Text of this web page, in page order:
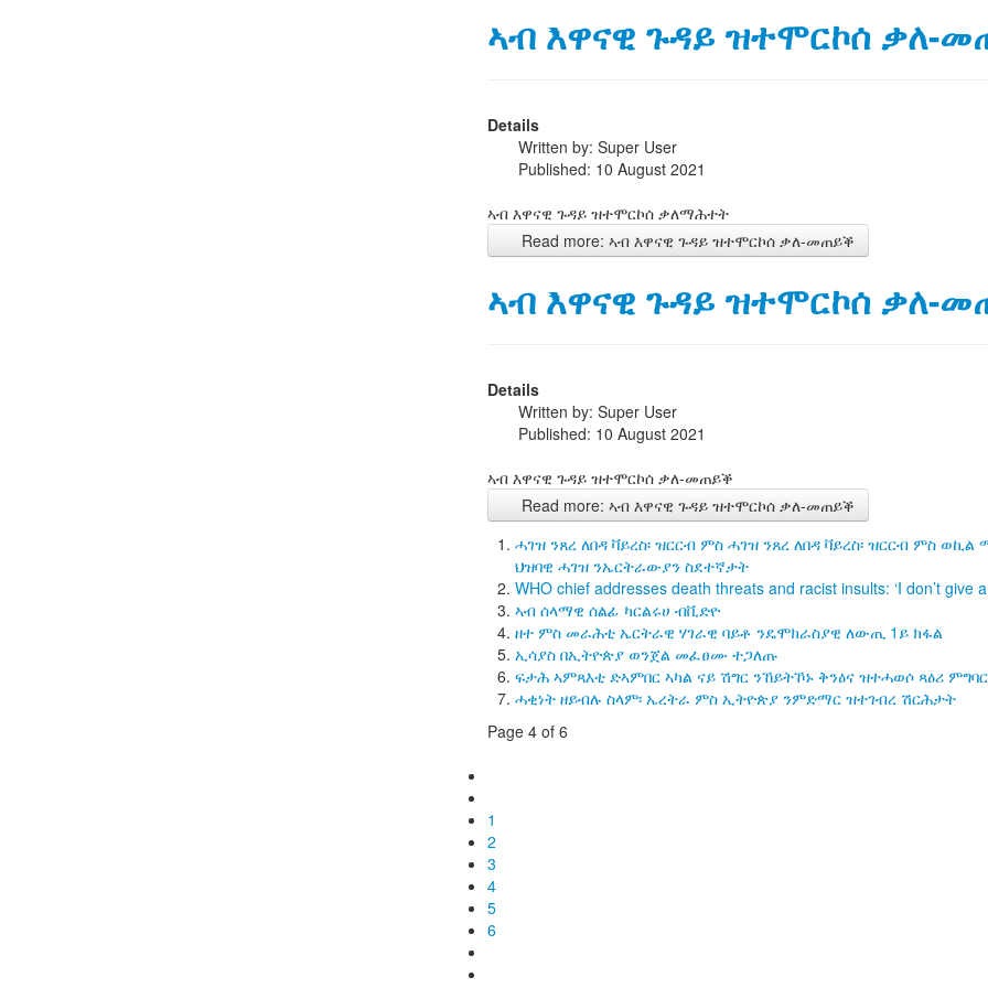
ኣብ እዋናዊ ጉዳይ ዝተሞርኮሰ ቃለ-
Details
Written by: Super User
Published: 10 August 2021
ኣብ እዋናዊ ጉዳይ ዝተሞርኮሰ ቃለማሕተት
Read more: ኣብ እዋናዊ ጉዳይ ዝተሞርኮሰ ቃለ-መጠይቕ
ኣብ እዋናዊ ጉዳይ ዝተሞርኮሰ ቃለ-
Details
Written by: Super User
Published: 10 August 2021
ኣብ እዋናዊ ጉዳይ ዝተሞርኮሰ ቃለ-መጠይቕ
Read more: ኣብ እዋናዊ ጉዳይ ዝተሞርኮሰ ቃለ-መጠይቕ
ሓገዝ ንጸረ ለበዳ ቫይረስ፡ ዝርርብ ምስ ሓገዝ ንጸረ ለበዳ ቫይረስ፡ ዝርርብ ምስ
ህዝባዊ ሓገዝ ንኤርትራውያን ስደተኛታት
WHO chief addresses death threats and racist insults: ‘I don’t give a
ኣብ ሰላማዊ ሰልፊ ካርልሩሀ ብቪድዮ
ዘተ ምስ መራሕቲ ኤርትራዊ ሃገራዊ ባይቶ ንዴሞክራስያዊ ለውጢ 1ይ ክፋል
ኢሳያስ በኢትዮጵያ ወንጀል መፈፀሙ ተጋለጡ
ፍታሕ ኣምጻእቲ ድኣምበር ኣካል ናይ ሽግር ንኸይትኾኑ ቅንዕና ዝተሓወሶ ጻዕሪ
ሓቂነት ዘይብሉ ስላም፡ ኤረትራ ምስ ኢትዮጵያ ንምድማር ዝተገብረ ሽርሕታት
Page 4 of 6
1
2
3
4
5
6